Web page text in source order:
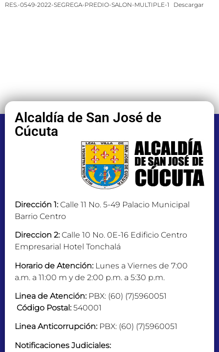
RES.-0549-2022-SEGREGA-PREDIO-SALON-MULTIPLE-1 Descargar
Alcaldía de San José de
Cúcuta
Dirección 1: Calle 11 No. 5-49 Palacio Municipal
Barrio Centro
Direccion 2: Calle 10 No. 0E-16 Edificio Centro
Empresarial Hotel Tonchalá
Horario de Atención: Lunes a Viernes de 7:00
a.m. a 11:00 m y de 2:00 p.m. a 5:30 p.m.
Linea de Atención: PBX: (60) (7)5960051
Código Postal: 540001
Linea Anticorrupción: PBX: (60) (7)5960051
Notificaciones Judiciales: